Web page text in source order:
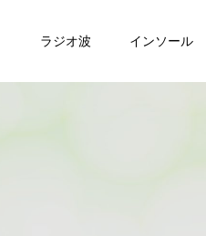
ラジオ波 インソール